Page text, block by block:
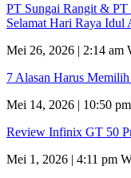
PT Sungai Rangit & PT
Selamat Hari Raya Idul
Mei 26, 2026 | 2:14 am
7 Alasan Harus
Mei 14, 2026 | 10:50
Review Infinix GT 50
Mei 1, 2026 | 4:11 pm